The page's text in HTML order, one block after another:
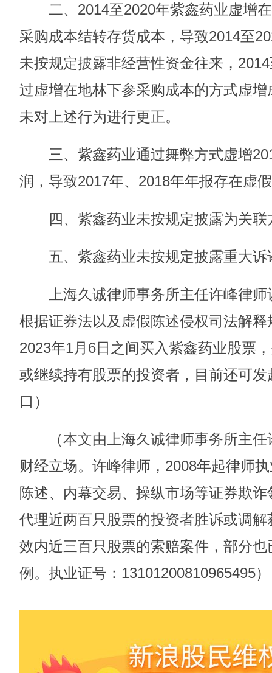
二、2014至2020年紫鑫药业虚增在
采购成本结转存货成本，导致2014至
未按规定披露非经营性资金往来，
过虚增在地林下参采购成本的方式虚
未对上述行为进行更正。
三、紫鑫药业通过舞弊方式虚增
润，导致2017年、2018年年报存在虚
四、紫鑫药业未按规定披露为关联
五、紫鑫药业未按规定披露重大诉
上海久诚律师事务所主任许峰律师
根据证券法以及虚假陈述侵权司法解
2023年1月6日之间买入紫鑫药业股票
或继续持有股票的投资者，目前还可
口）
（本文由上海久诚律师事务所主任
财经立场。许峰律师，2008年起律师
陈述、内幕交易、操纵市场等证券欺
代理近两百只股票的投资者胜诉或调
效内近三百只股票的索赔案件，部分
例。执业证号：13101200810965495）